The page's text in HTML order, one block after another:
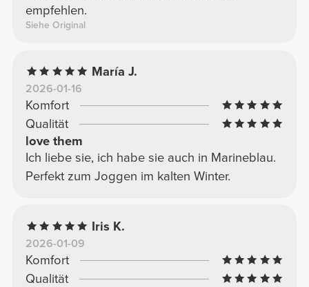
empfehlen.
Siehe Original
María J.
2026-01-16
Komfort
Qualität
love them
Ich liebe sie, ich habe sie auch in Marineblau.
Perfekt zum Joggen im kalten Winter.
Iris K.
2026-01-09
Komfort
Qualität